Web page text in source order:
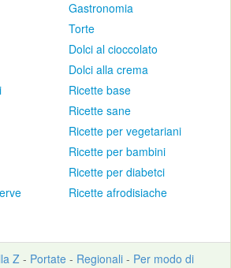
Gastronomia
Torte
Dolci al cioccolato
Dolci alla crema
Ricette base
Ricette sane
Ricette per vegetariani
Ricette per bambini
Ricette per diabetci
Ricette afrodisiache
Z - Portate - Regionali - Per modo di